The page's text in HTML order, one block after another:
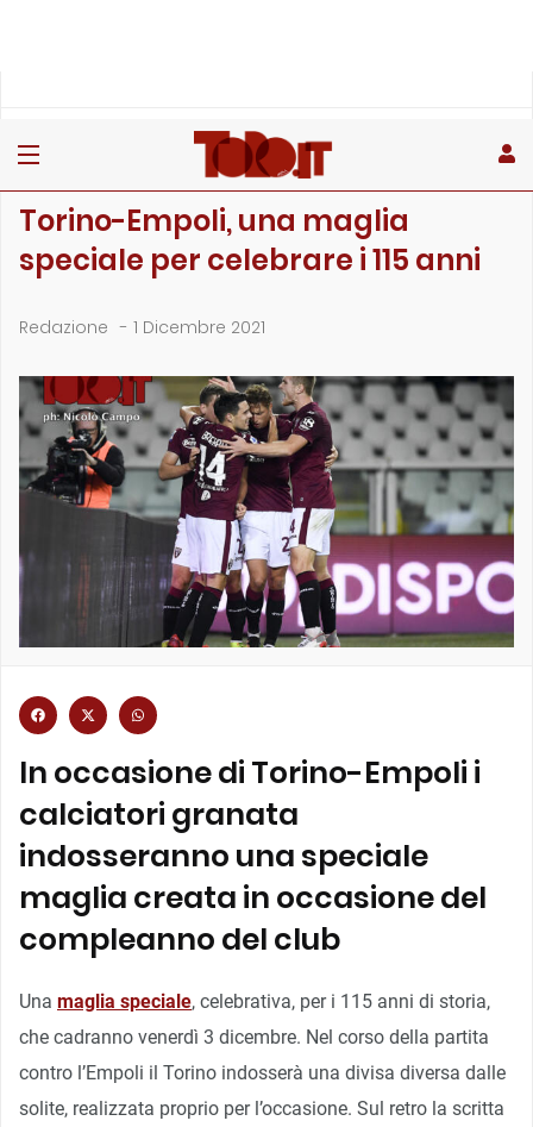
Torino-Empoli, una maglia
speciale per celebrare i 115 anni
Redazione - 1 Dicembre 2021
In occasione di Torino-Empoli i
calciatori granata
indosseranno una speciale
maglia creata in occasione del
compleanno del club
Una maglia speciale, celebrativa, per i 115 anni di storia,
che cadranno venerdì 3 dicembre. Nel corso della partita
contro l’Empoli il Torino indosserà una divisa diversa dalle
solite, realizzata proprio per l’occasione. Sul retro la scritta